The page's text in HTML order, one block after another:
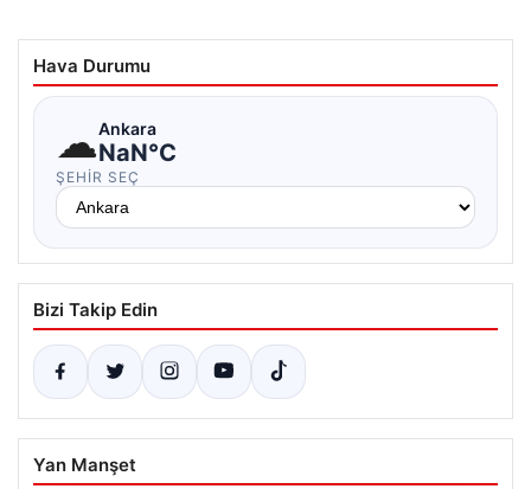
Hava Durumu
☁Ankara
NaN°C
ŞEHIR SEÇ
Bizi Takip Edin
Yan Manşet